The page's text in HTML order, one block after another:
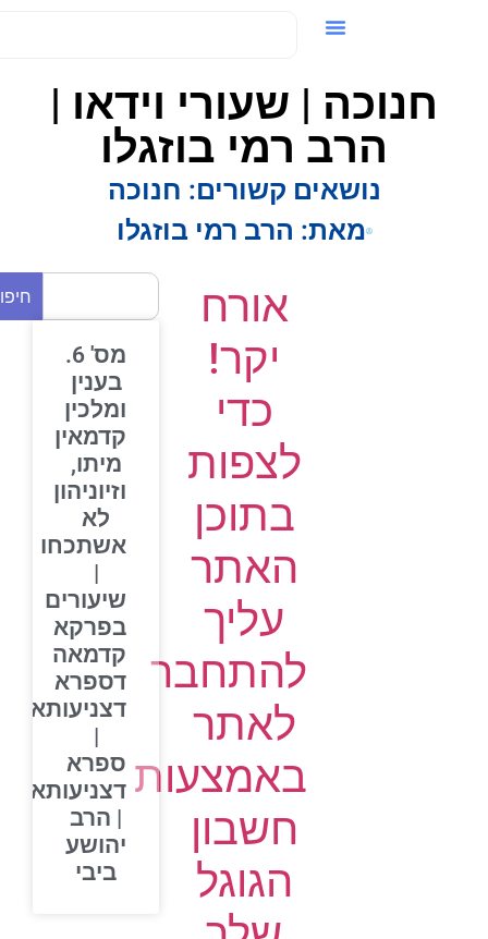
חנוכה | שעורי וידאו |
הרב רמי בוזגלו
נושאים קשורים: חנוכה
מאת:הרב רמי בוזגלו
אורח
יקר!
כדי
לצפות
בתוכן
האתר
עליך
להתחבר
לאתר
באמצעות
חשבון
הגוגל
חיפוש
מס' 6.
בענין
ומלכין
קדמאין
מיתו,
וזיוניהון
לא
אשתכחו
שיעורים
בפרקא
קדמאה
דספרא
דצניעותא
ספרא
דצניעותא
| הרב
יהושע
ביבי